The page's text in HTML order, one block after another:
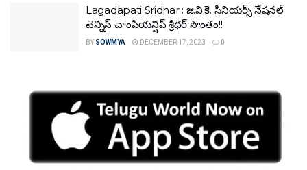
Lagadapati Sridhar : జి.వి.కె. సీనియర్స్ నేషనల్
టెన్నిస్ చాంపియన్షిప్ శ్రీధర్ సొంతం!!
BY SOWMYA DECEMBER 17, 2023 0